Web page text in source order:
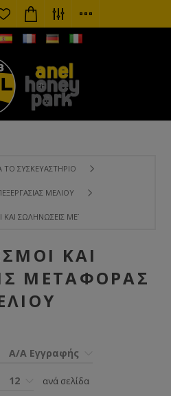
ΤΟ ΣΥΣΚΕΥΑΣΤΉΡΙΟ
ΜΕΛΙΟΎ
ΚΑΙ ΣΩΛΗΝΏΣΕΙΣ ΜΕΤΑΦΟΡΆΣ ΜΕΛΙΟΎ
ΚΑΙ
ΜΕΤΑΦΟΡΆΣ
Α/Α Εγγραφής
12 ανά σελίδα